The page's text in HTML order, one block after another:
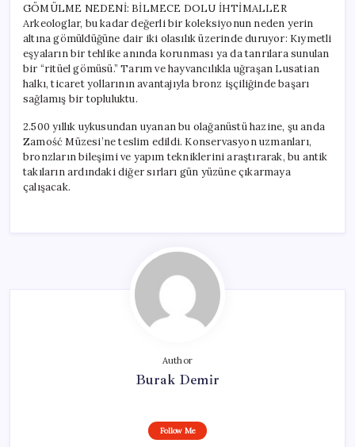
GÖMÜLME NEDENİ: BİLMECE DOLU İHTİMALLER
Arkeologlar, bu kadar değerli bir koleksiyonun neden yerin
altına gömüldüğüne dair iki olasılık üzerinde duruyor: Kıymetli
eşyaların bir tehlike anında korunması ya da tanrılara sunulan
bir “ritüel gömüsü.” Tarım ve hayvancılıkla uğraşan Lusatian
halkı, ticaret yollarının avantajıyla bronz işçiliğinde başarı
sağlamış bir topluluktu.
2.500 yıllık uykusundan uyanan bu olağanüstü hazine, şu anda
Zamość Müzesi’ne teslim edildi. Konservasyon uzmanları,
bronzların bileşimi ve yapım tekniklerini araştırarak, bu antik
takıların ardındaki diğer sırları gün yüzüne çıkarmaya
çalışacak.
Author
Burak Demir
Follow Me